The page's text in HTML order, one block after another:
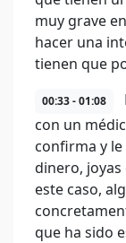
muy grave
hacer una
tienen que
00:33 - 01:08
con un
confirma y
dinero,
este caso,
que ha sido